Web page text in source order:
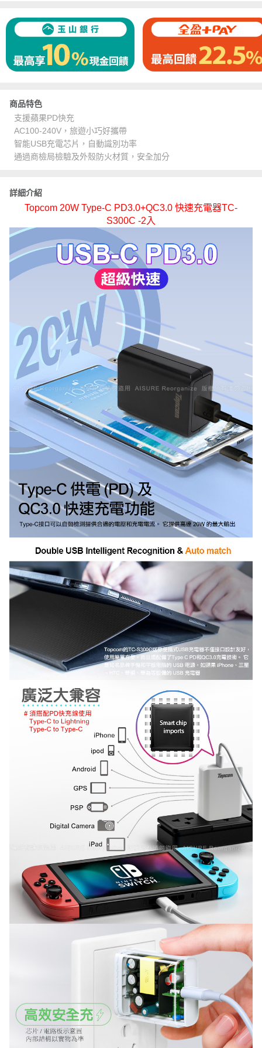
商品特色
支援蘋果PD快充
AC100-240V，旅遊小巧好攜帶
智能USB充電芯片，自動識別功率
通過商檢局檢驗及外殼防火材質，安全加分
詳細介紹
Topcom 20W Type-C PD3.0+QC3.0 快速充電器TC-
S300C -2入